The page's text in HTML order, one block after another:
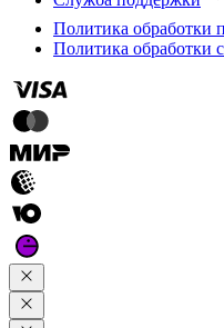
Политика обработки
Политика обработки